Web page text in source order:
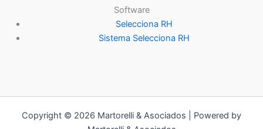
Software
Selecciona RH
Sistema Selecciona RH
Copyright © 2026 Martorelli & Asociados | Powered by